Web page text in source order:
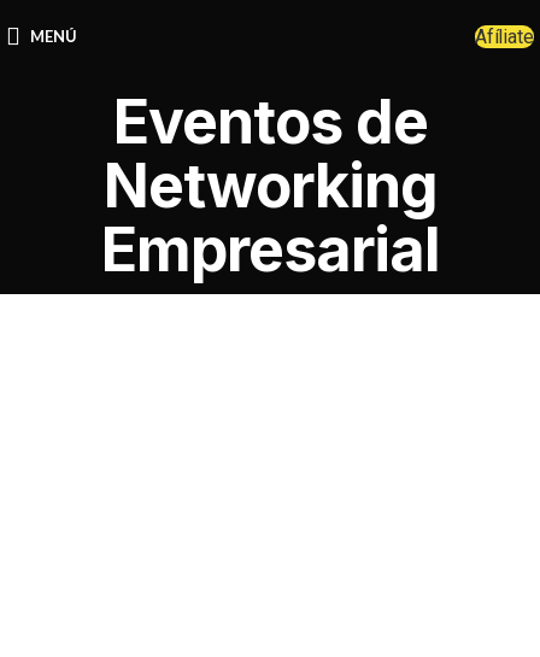
MENÚ Afíliate
Eventos de
Networking
Empresarial